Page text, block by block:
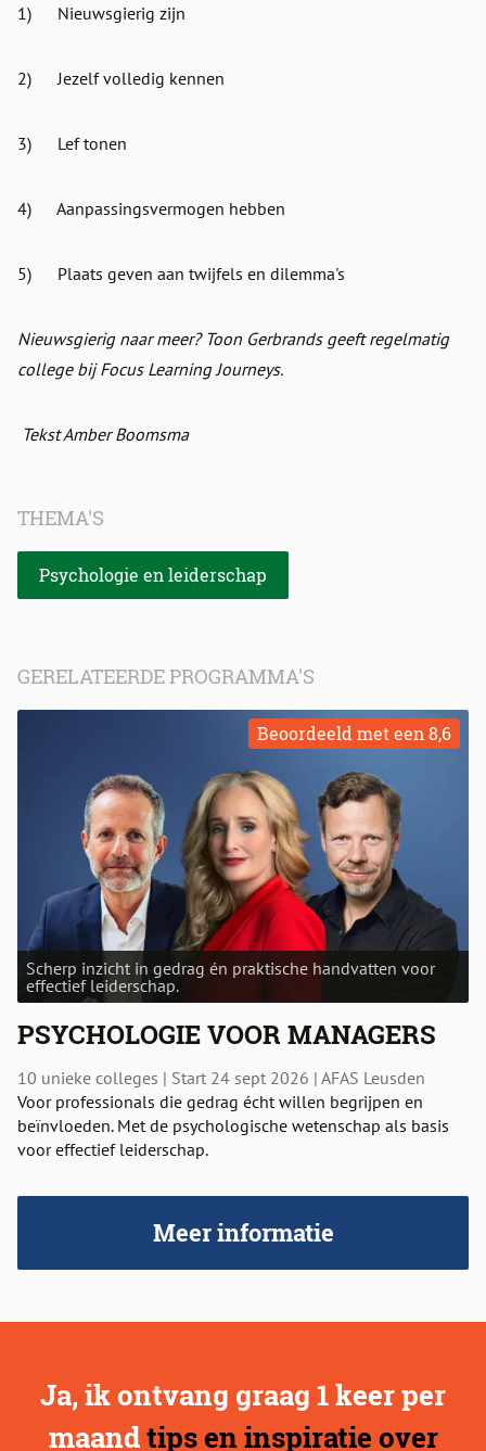
1) Nieuwsgierig zijn
2) Jezelf volledig kennen
3) Lef tonen
4) Aanpassingsvermogen hebben
5) Plaats geven aan twijfels en dilemma's
Nieuwsgierig naar meer? Toon Gerbrands geeft regelmatig
college bij Focus Learning Journeys.
Tekst Amber Boomsma
THEMA'S
Psychologie en leiderschap
GERELATEERDE PROGRAMMA'S
Scherp inzicht in gedrag én praktische handvatten voor
effectief leiderschap.
Beoordeeld met een 8,6
PSYCHOLOGIE VOOR MANAGERS
10 unieke colleges | Start 24 sept 2026 | AFAS Leusden
Voor professionals die gedrag écht willen begrijpen en
beïnvloeden. Met de psychologische wetenschap als basis
voor effectief leiderschap.
Meer informatie
Ja, ik ontvang graag 1 keer per
maandtips en inspiratie over